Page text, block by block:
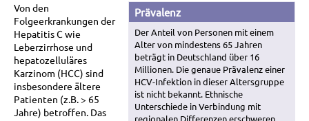
Prävalenz
Der Anteil von Personen mit einem
Alter von mindestens 65 Jahren
beträgt in Deutschland über 16
Millionen. Die genaue Prävalenz einer
HCV-Infektion in dieser Altersgruppe
ist nicht bekannt. Ethnische
Unterschiede in Verbindung mit
regionalen Differenzen erschweren
Von den
Folgeerkrankungen der
Hepatitis C wie
Leberzirrhose und
hepatozelluläres
Karzinom (HCC) sind
insbesondere ältere
Patienten (z.B. > 65
Jahre) betroffen. Das